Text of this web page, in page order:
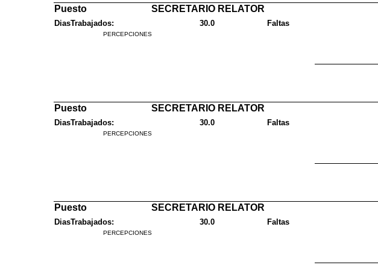
Puesto SECRETARIO RELATOR
DiasTrabajados: 30.0 Faltas
PERCEPCIONES
Puesto SECRETARIO RELATOR
DiasTrabajados: 30.0 Faltas
PERCEPCIONES
Puesto SECRETARIO RELATOR
DiasTrabajados: 30.0 Faltas
PERCEPCIONES